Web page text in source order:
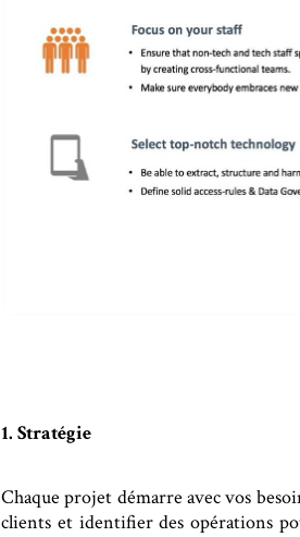
1. Stratégie
Chaque projet démarre avec vos
clients et identifier des opérations